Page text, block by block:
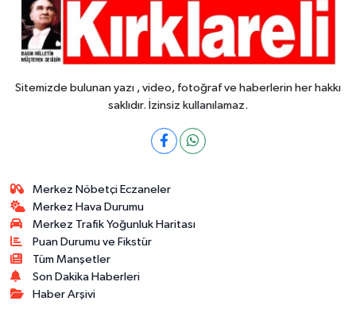
Sitemizde bulunan yazı , video, fotoğraf ve haberlerin her hakkı
saklıdır. İzinsiz kullanılamaz.
Merkez Nöbetçi Eczaneler
Merkez Hava Durumu
Merkez Trafik Yoğunluk Haritası
Puan Durumu ve Fikstür
Tüm Manşetler
Son Dakika Haberleri
Haber Arşivi